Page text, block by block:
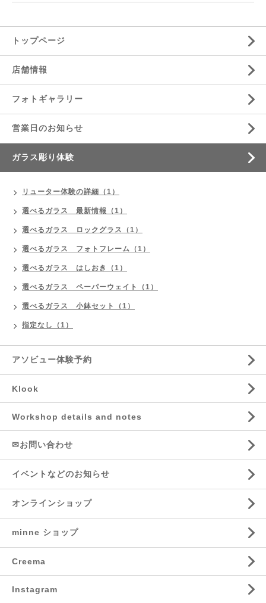
トップページ
店舗情報
フォトギャラリー
営業日のお知らせ
ガラス彫り体験
リューター体験の詳細（1）
選べるガラス 最新情報（1）
選べるガラス ロックグラス（1）
選べるガラス フォトフレーム（1）
選べるガラス はしおき（1）
選べるガラス ペーパーウェイト（1）
選べるガラス 小鉢セット（1）
指定なし（1）
アソビュー体験予約
Klook
Workshop details and notes
✉お問い合わせ
イベントなどのお知らせ
オンラインショップ
minne ショップ
Creema
Instagram